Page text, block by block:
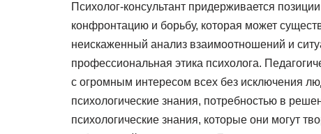
Психолог-консультант придерживается
конфронтацию и борьбу, которая может
неискаженный анализ взаимоотношений и
профессиональная этика психолога.
с огромным интересом всех без исключения
психологические знания, потребностью в
психологические знания, которые они могут